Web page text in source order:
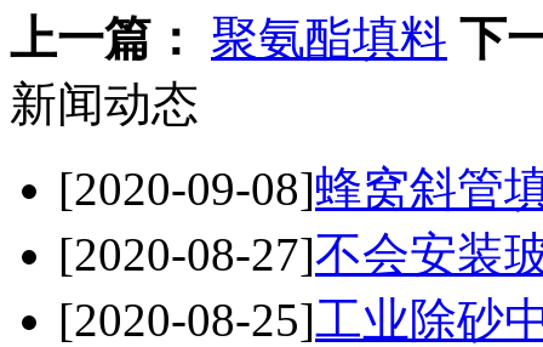
上一篇：
聚氨酯填料 下
新闻动态
[2020-09-08]蜂窝斜管
[2020-08-27]不会安装
[2020-08-25]工业除砂